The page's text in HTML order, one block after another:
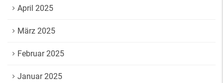
April 2025
März 2025
Februar 2025
Januar 2025